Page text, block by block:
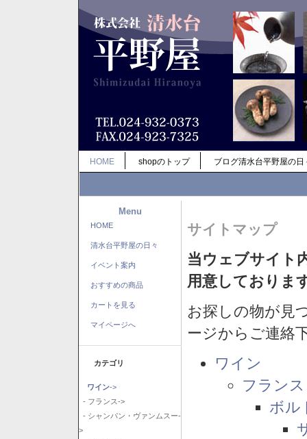
HOME shopのトップ ブログ清水台平野屋の日
Menu
HOME
清水台平野屋の日々
イベント案内
おすすめの商品
カートを見る
マイページへ
カテゴリ
ワイン->
- フランス->
- シャンパン・ヴァンムスー-
>
サイトマップ
当ウェブサイト
用意しておりま
お探しの物が見
ージからご連絡
ワイン
フランス
ボル